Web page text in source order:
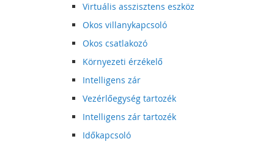
Virtuális asszisztens eszköz
Okos villanykapcsoló
Okos csatlakozó
Környezeti érzékelő
Intelligens zár
Vezérlőegység tartozék
Intelligens zár tartozék
Időkapcsoló